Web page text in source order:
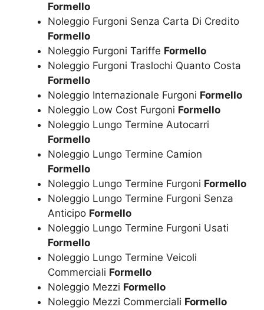
Formello
Noleggio Furgoni Senza Carta Di Credito
Formello
Noleggio Furgoni Tariffe Formello
Noleggio Furgoni Traslochi Quanto Costa
Formello
Noleggio Internazionale Furgoni Formello
Noleggio Low Cost Furgoni Formello
Noleggio Lungo Termine Autocarri
Formello
Noleggio Lungo Termine Camion
Formello
Noleggio Lungo Termine Furgoni Formello
Noleggio Lungo Termine Furgoni Senza
Anticipo Formello
Noleggio Lungo Termine Furgoni Usati
Formello
Noleggio Lungo Termine Veicoli
Commerciali Formello
Noleggio Mezzi Formello
Noleggio Mezzi Commerciali Formello